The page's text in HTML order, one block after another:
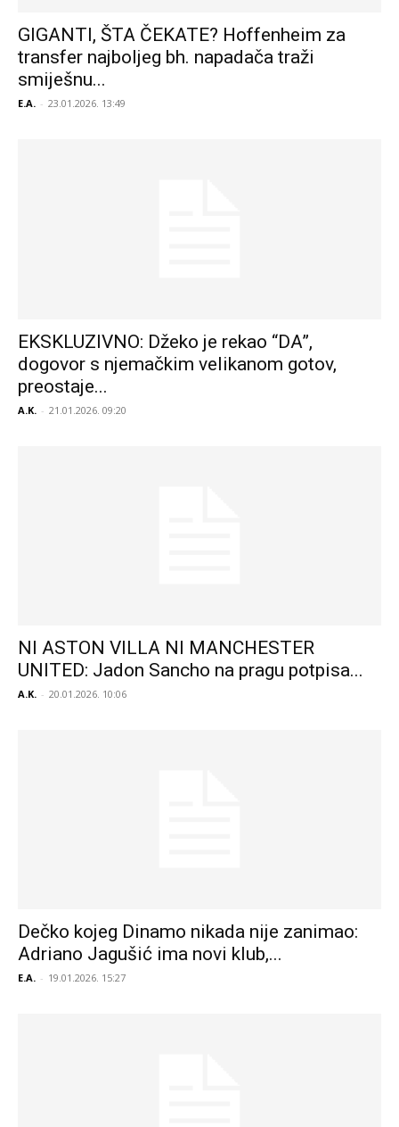
GIGANTI, ŠTA ČEKATE? Hoffenheim za
transfer najboljeg bh. napadača traži
smiješnu...
E.A. - 23.01.2026. 13:49
EKSKLUZIVNO: Džeko je rekao “DA”,
dogovor s njemačkim velikanom gotov,
preostaje...
A.K. - 21.01.2026. 09:20
NI ASTON VILLA NI MANCHESTER
UNITED: Jadon Sancho na pragu potpisa...
A.K. - 20.01.2026. 10:06
Dečko kojeg Dinamo nikada nije zanimao:
Adriano Jagušić ima novi klub,...
E.A. - 19.01.2026. 15:27